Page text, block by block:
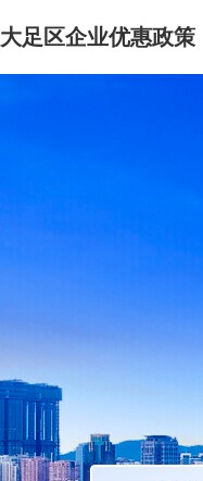
大足区企业优惠政策